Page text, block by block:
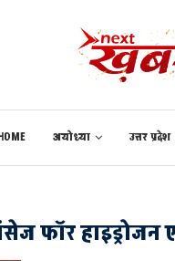
अयोध्या उत्तर प्रदेश
फॉर हाइड्रोजन